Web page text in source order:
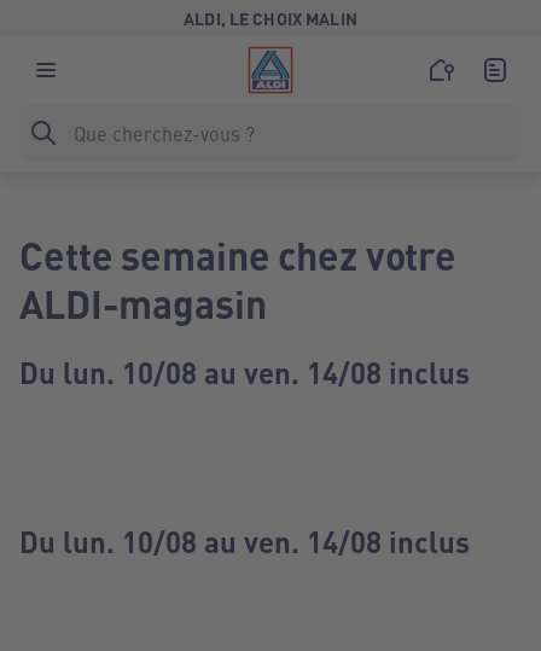
ALDI, LE CHOIX MALIN
Cette semaine chez votre
ALDI-magasin
Du lun. 10/08 au ven. 14/08 inclus
Du lun. 10/08 au ven. 14/08 inclus